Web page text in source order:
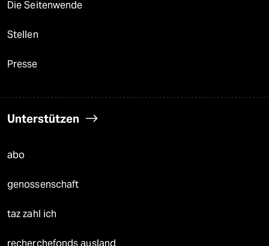
Die Seitenwende
Stellen
Presse
Unterstützen
abo
genossenschaft
taz zahl ich
recherchefonds ausland